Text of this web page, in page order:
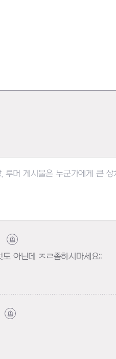
신고하기
아닌데 ㅈㄹ좀하시마세요;;
신고하기